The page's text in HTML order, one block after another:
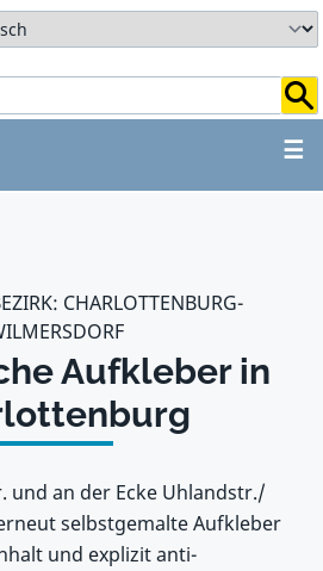
☰
ZUM HAUPTBEREICH
CHARLOTTENBURG-
Aufkleber in
und an der Ecke Uhlandstr./
selbstgemalte Aufkleber
und explizit anti-